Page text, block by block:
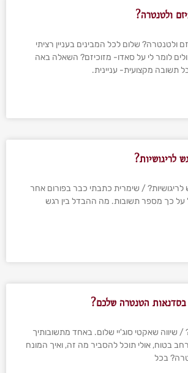
ולטנטרה?
ולטנטרה? שלום לכל המבינים בעניין רציתי
לומר לי על סאדו- מזוכיזם? השאלה באה
תשובה מקצועית- עניינית.
לריגושיות?
/ שימרית כתבתי כבר בפורום אחר
על כך מספר תשובות. מה ההבדל בין רגש
הטנטרה שלכם?
שיווה שאקטי סוג'יי שלום. באחד מתשובותיך
בטוח, אולי תוכל להסביר מה זה, ואיך המונח
בכל